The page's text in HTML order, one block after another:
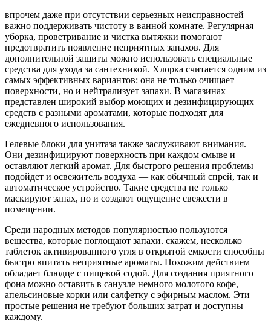
впрочем даже при отсутствии серьезных неисправностей
важно поддерживать чистоту в ванной комнате. Регулярная
уборка, проветривание и чистка вытяжки помогают
предотвратить появление неприятных запахов. Для
дополнительной защиты можно использовать специальные
средства для ухода за сантехникой. Хлорка считается одним из
самых эффективных вариантов: она не только очищает
поверхности, но и нейтрализует запахи. В магазинах
представлен широкий выбор моющих и дезинфицирующих
средств с разными ароматами, которые подходят для
ежедневного использования.
Гелевые блоки для унитаза также заслуживают внимания.
Они дезинфицируют поверхность при каждом смыве и
оставляют легкий аромат. Для быстрого решения проблемы
подойдет и освежитель воздуха — как обычный спрей, так и
автоматическое устройство. Такие средства не только
маскируют запах, но и создают ощущение свежести в
помещении.
Среди народных методов популярностью пользуются
вещества, которые поглощают запахи. скажем, несколько
таблеток активированного угля в открытой емкости способны
быстро впитать неприятные ароматы. Похожим действием
обладает блюдце с пищевой содой. Для создания приятного
фона можно оставить в санузле немного молотого кофе,
апельсиновые корки или салфетку с эфирным маслом. Эти
простые решения не требуют больших затрат и доступны
каждому.